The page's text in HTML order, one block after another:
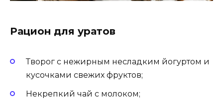
Рацион для уратов
Творог с нежирным несладким йогуртом и
кусочками свежих фруктов;
Некрепкий чай с молоком;